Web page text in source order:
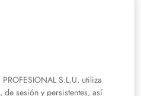
la compañía líder
y salud en
S.L.U. utiliza
sesión y persistentes, así